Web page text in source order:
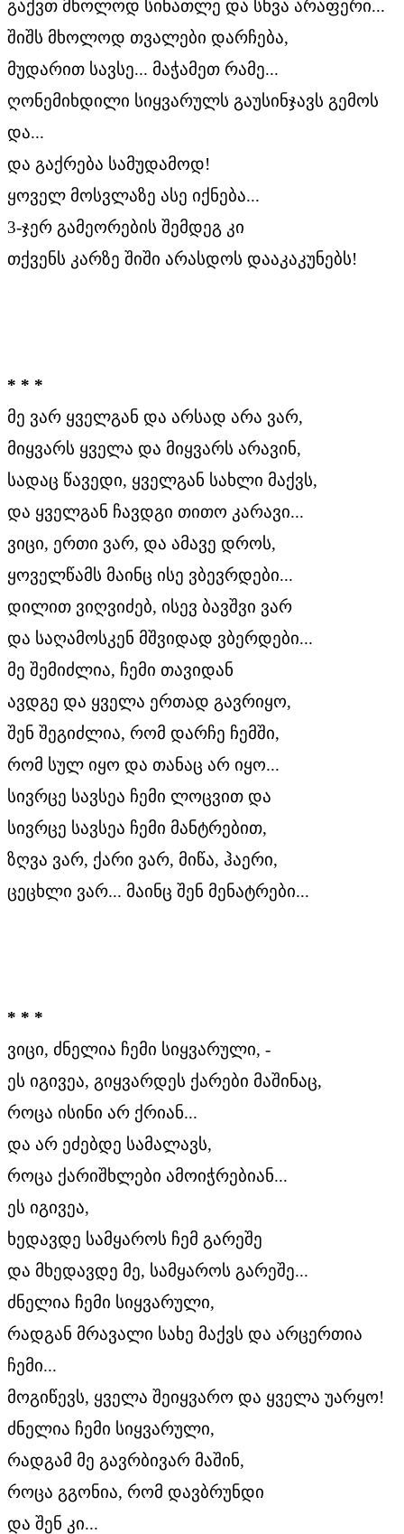
გაქვთ მხოლოდ სინათლე და სხვა არაფერი...
შიშს მხოლოდ თვალები დარჩება,
მუდარით სავსე... მაჭამეთ რამე...
ღონემიხდილი სიყვარულს გაუსინჯავს გემოს
და...
და გაქრება სამუდამოდ!
ყოველ მოსვლაზე ასე იქნება...
3-ჯერ გამეორების შემდეგ კი
თქვენს კარზე შიში არასდოს დააკაკუნებს!
* * *
მე ვარ ყველგან და არსად არა ვარ,
მიყვარს ყველა და მიყვარს არავინ,
სადაც წავედი, ყველგან სახლი მაქვს,
და ყველგან ჩავდგი თითო კარავი...
ვიცი, ერთი ვარ, და ამავე დროს,
ყოველწამს მაინც ისე ვბევრდები...
დილით ვიღვიძებ, ისევ ბავშვი ვარ
და საღამოსკენ მშვიდად ვბერდები...
მე შემიძლია, ჩემი თავიდან
ავდგე და ყველა ერთად გავრიყო,
შენ შეგიძლია, რომ დარჩე ჩემში,
რომ სულ იყო და თანაც არ იყო...
სივრცე სავსეა ჩემი ლოცვით და
სივრცე სავსეა ჩემი მანტრებით,
ზღვა ვარ, ქარი ვარ, მიწა, ჰაერი,
ცეცხლი ვარ... მაინც შენ მენატრები...
* * *
ვიცი, ძნელია ჩემი სიყვარული, -
ეს იგივეა, გიყვარდეს ქარები მაშინაც,
როცა ისინი არ ქრიან...
და არ ეძებდე სამალავს,
როცა ქარიშხლები ამოიჭრებიან...
ეს იგივეა,
ხედავდე სამყაროს ჩემ გარეშე
და მხედავდე მე, სამყაროს გარეშე...
ძნელია ჩემი სიყვარული,
რადგან მრავალი სახე მაქვს და არცერთია
ჩემი...
მოგიწევს, ყველა შეიყვარო და ყველა უარყო!
ძნელია ჩემი სიყვარული,
რადგამ მე გავრბივარ მაშინ,
როცა გგონია, რომ დავბრუნდი
და შენ კი...